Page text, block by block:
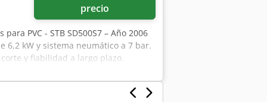
precio
PVC - STB SD500S7 – Año 2006
6,2 kW y sistema neumático a 7 bar.
y fiabilidad a largo plazo.
Tispfx Aikoha Tronzadora
Discos Ø 500 mm Agujero del
kW Alimentación trifásica: 400 V